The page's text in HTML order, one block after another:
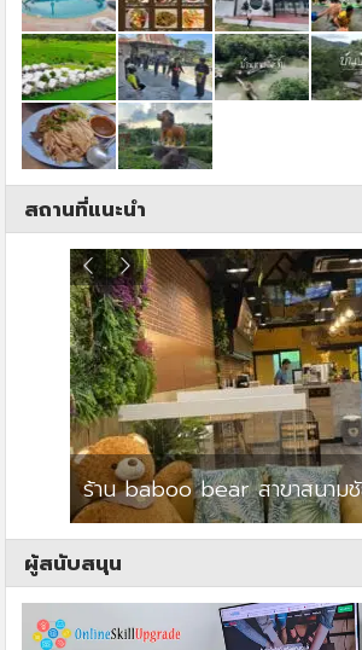
สถานที่แนะนำ
ร้าน baboo bear สาขาสนาม
ผู้สนับสนุน